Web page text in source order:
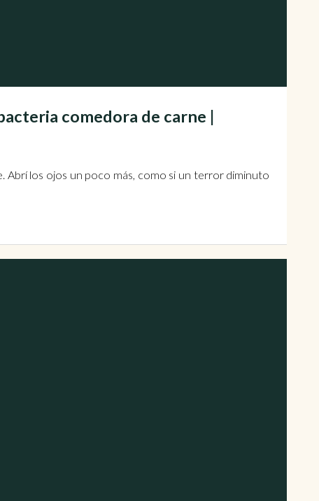
comedora de carne |
Abrí los ojos un poco más, como si un terror diminuto